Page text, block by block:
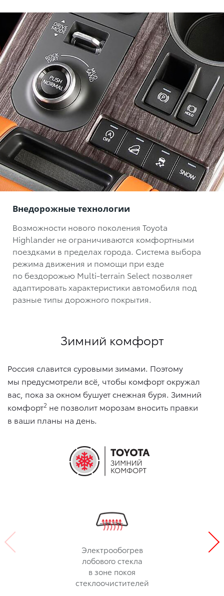
Внедорожные технологии
Возможности нового поколения Toyota
Highlander не ограничиваются комфортными
поездками в пределах города. Система выбора
режима движения и помощи при езде
по бездорожью Multi-terrain Select позволяет
адаптировать характеристики автомобиля под
разные типы дорожного покрытия.
Зимний комфорт
Россия славится суровыми зимами. Поэтому
мы предусмотрели всё, чтобы комфорт окружал
вас, пока за окном бушует снежная буря. Зимний
комфорт2 не позволит морозам вносить правки
в ваши планы на день.
Электрообогрев
лобового стекла
в зоне покоя
стеклоочистителей